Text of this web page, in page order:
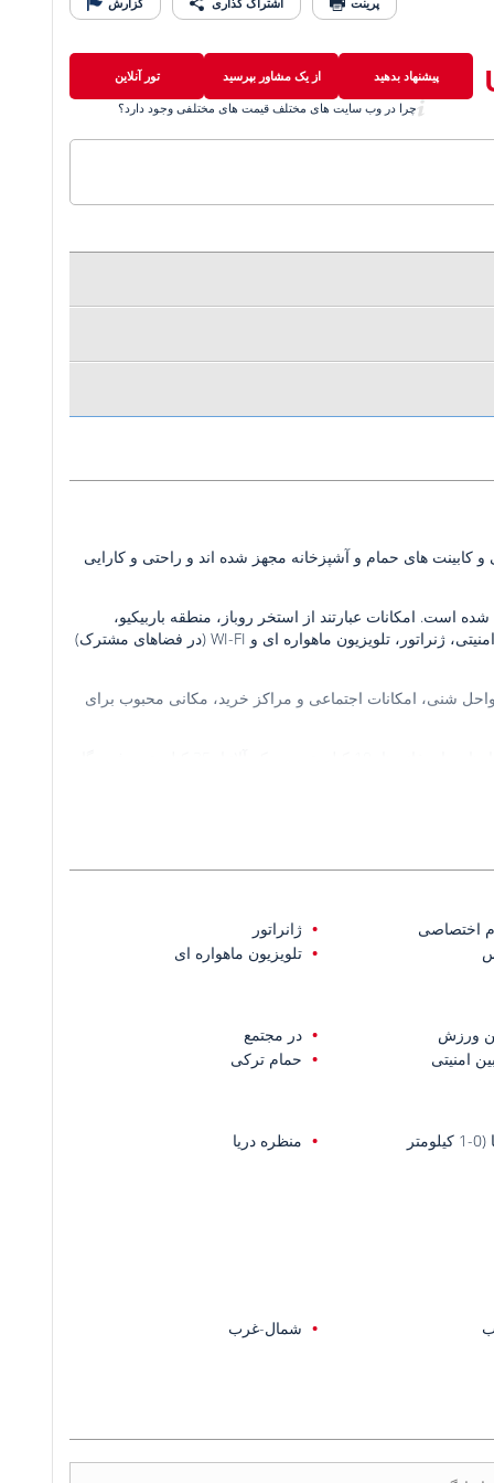
پیشنهاد بدهید از یک مشاور بپرسید
تور آنلاین
چرا در وب سایت های مختلف قیمت های مختلفی وجود دارد؟
کابینت های حمام و آشپزخانه مجهز شده اند و راحتی و کارایی
زمینی به مساحت 1.841 متر مربع ساخته شده است. امکانات عبارتند از استخر روباز، منطقه باربیکیو،
پارکینگ در فضای باز، مرکز تناسب اندام، سونا، و حمام ترکی. دوربین های امنیتی، ژنراتور، تلویزیون ماهواره ای و WI-FI (در فضاهای مشترک)
سواحل شنی، امکانات اجتماعی و مراکز خرید، مکانی محبوب برای
اختصاصی
ژانراتور
تلویزیون ماهواره ای
ورزش
در مجتمع
امنیتی
حمام ترکی
منظره دریا
شمال-غرب